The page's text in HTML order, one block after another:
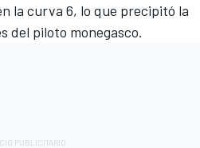
la curva 6, lo que precipitó la
del piloto monegasco.